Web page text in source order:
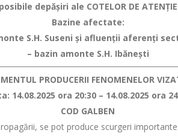
posibile depăşiri ale COTELOR DE ATENŢIE
Bazine afectate:
S.H. Suseni și afluenții aferenți
– bazin amonte S.H. Ibănești
PRODUCERII FENOMENELOR
14.08.2025 ora 20:30 – 14.08.2025 ora
COD GALBEN
se pot produce scurgeri